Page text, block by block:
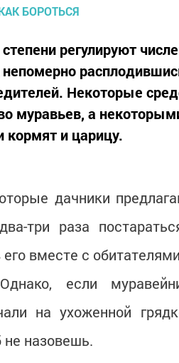
регулируют
непомерно
Некоторые
муравьев, а
и царицу.
дачники
три раза
вместе с
если
на ухоженной
назовешь.